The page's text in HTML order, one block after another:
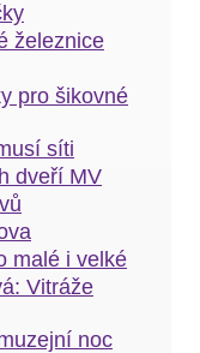
železnice
pro šikovné
síti
dveří MV
malé i velké
Vitráže
noc